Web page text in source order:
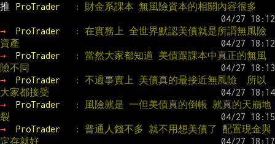
推
ProTrader : 財金系課本 無風險資本的相關內容很多
→ ProTrader
: 在實務上 全世界默認美債就是所謂無風險
資產
→
ProTrader
: 當然大家都知道 美債跟課本中真正的無風
險不同
→
ProTrader
: 不過事實上 美債真的最接近無風險  所以
大家都接受
→
ProTrader
: 風險就是 一但美債真的倒帳 就真的天崩地
裂
→
ProTrader
: 普通人錢不多 就不用想美債了 配置現金與
定存就好